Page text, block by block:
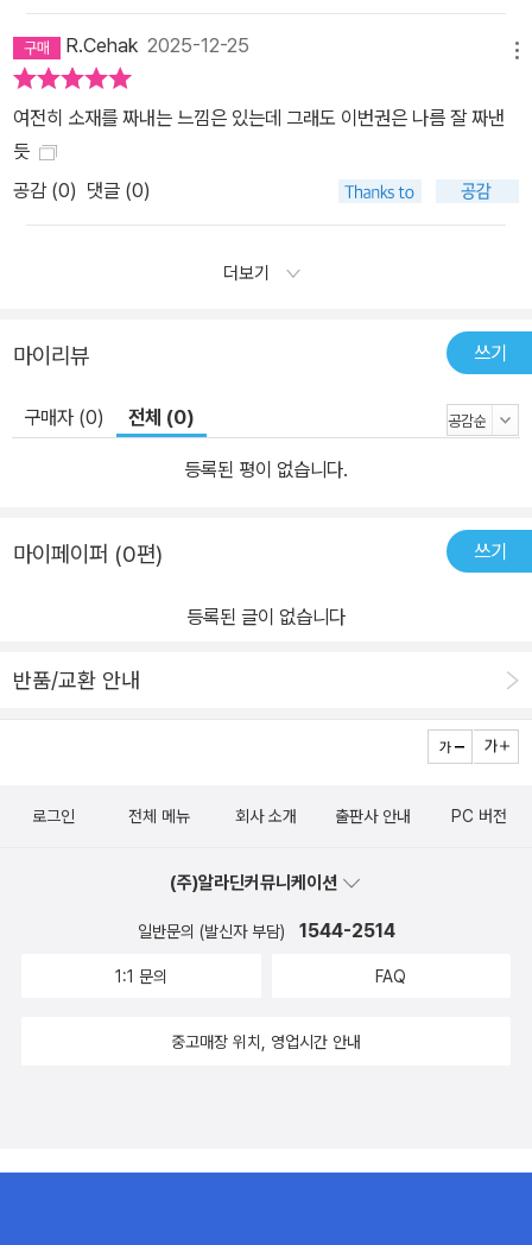
R.Cehak 2025-12-25
여전히 소재를 짜내는 느낌은 있는데 그래도 이번권은 나름 잘 짜낸
듯
공감 (0) 댓글 (0)
더보기
마이리뷰 쓰기
구매자 (0) 전체 (0)
등록된 평이 없습니다.
마이페이퍼 (0편) 쓰기
등록된 글이 없습니다
반품/교환 안내
로그인 전체 메뉴 회사 소개 출판사 안내 PC 버전
(주)알라딘커뮤니케이션
일반문의 (발신자 부담) 1544-2514
1:1 문의 FAQ
중고매장 위치, 영업시간 안내